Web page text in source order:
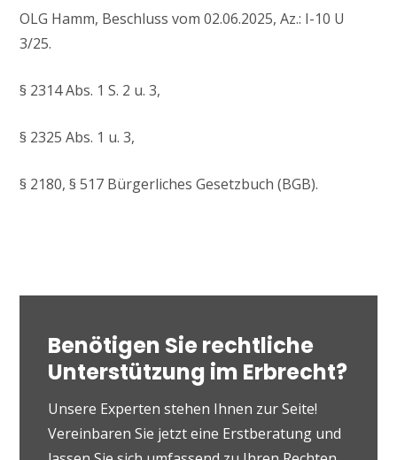
OLG Hamm, Beschluss vom 02.06.2025, Az.: I-10 U
3/25.
§ 2314 Abs. 1 S. 2 u. 3,
§ 2325 Abs. 1 u. 3,
§ 2180, § 517 Bürgerliches Gesetzbuch (BGB).
Benötigen Sie rechtliche
Unterstützung im Erbrecht?
Unsere Experten stehen Ihnen zur Seite!
Vereinbaren Sie jetzt eine Erstberatung und